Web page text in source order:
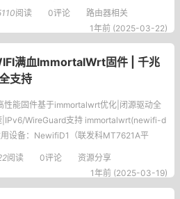
网络管控全家桶 1、上网管控 Luci-app-ac
阅读 0评论
路由器相关
1年前 (2025-03-22)
满血ImmortalWrt固件 | 千兆
支持
性能固件基于immortalwrt优化|闭源驱动全
|IPv6/WireGuard支持 immortalwrt(newifi-d
用设备：NewifiD1（联发科MT7621A平
阅读 0评论
资源分享
1年前 (2025-03-19)